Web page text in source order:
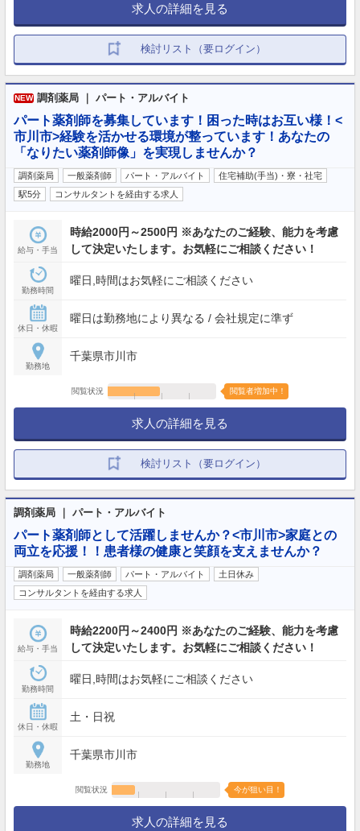
求人の詳細を見る
検討リスト（要ログイン）
NEW 調剤薬局 ｜ パート・アルバイト
パート薬剤師を募集しています！困った時はお互い様！<
市川市>経験を活かせる環境が整っています！あなたの
「なりたい薬剤師像」を実現しませんか？
調剤薬局 一般薬剤師 パート・アルバイト
住宅補助(手当)・寮・社宅
駅5分
コンサルタントを経由する求人
給与・手当
時給2000円～2500円 ※あなたのご経験、能力を考慮
して決定いたします。お気軽にご相談ください！
勤務時間
曜日,時間はお気軽にご相談ください
休日・休暇
曜日は勤務地により異なる / 会社規定に準ず
勤務地
千葉県市川市
閲覧状況 閲覧者増加中！
求人の詳細を見る
検討リスト（要ログイン）
調剤薬局 ｜ パート・アルバイト
パート薬剤師として活躍しませんか？<市川市>家庭との
両立を応援！！患者様の健康と笑顔を支えませんか？
調剤薬局 一般薬剤師 パート・アルバイト
土日休み
コンサルタントを経由する求人
給与・手当
時給2200円～2400円 ※あなたのご経験、能力を考慮
して決定いたします。お気軽にご相談ください！
勤務時間
曜日,時間はお気軽にご相談ください
休日・休暇
土・日祝
勤務地
千葉県市川市
閲覧状況 今が狙い目！
求人の詳細を見る